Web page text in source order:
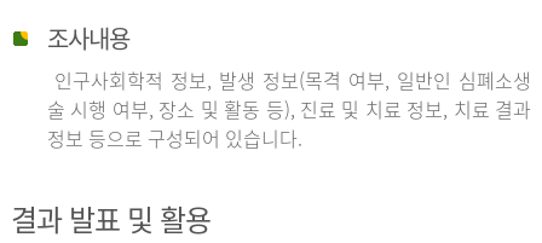
조사내용
인구사회학적 정보, 발생 정보(목격 여부, 일반인 심폐소생
술 시행 여부, 장소 및 활동 등), 진료 및 치료 정보, 치료 결과
정보 등으로 구성되어 있습니다.
결과 발표 및 활용